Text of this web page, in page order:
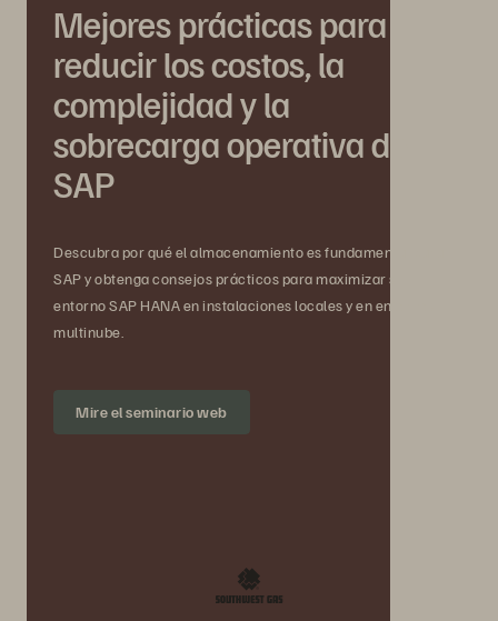
Mejores prácticas para
reducir los costos, la
complejidad y la
sobrecarga operativa de
SAP
Descubra por qué el almacenamiento es fundamental para
SAP y obtenga consejos prácticos para maximizar su
entorno SAP HANA en instalaciones locales y en entornos
multinube.
Mire el seminario web